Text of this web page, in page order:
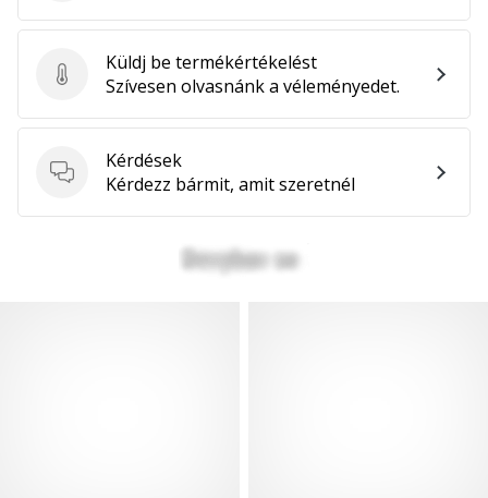
Küldj be termékértékelést
Küldj be termékértékelést
Szívesen olvasnánk a véleményedet.
Kérdések
Kérdések
Kérdezz bármit, amit szeretnél